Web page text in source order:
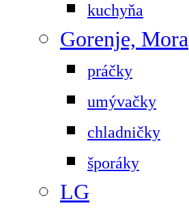
kuchyňa
Gorenje, Mora
práčky
umývačky
chladničky
šporáky
LG